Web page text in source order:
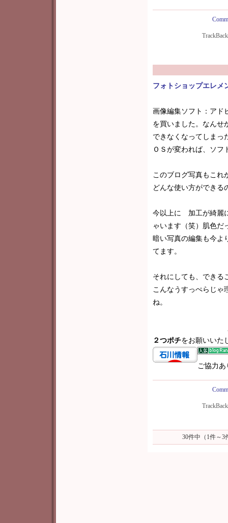
フォトショップエレメ
画像編集ソフト：ア
を買いました。なんせ
できなくなってしまっ
ＯＳが変われば、ソフ
このブログ写真もこれ
どんな使い方ができ
今以上に 加工が綺麗
ゃいます（笑）肌色だ
暗い写真の編集も今よ
てます。
それにしても、できる
こんなうすっぺらじゃ
ね。
２つポチをお願いいた
ご協力
30件中（1件～